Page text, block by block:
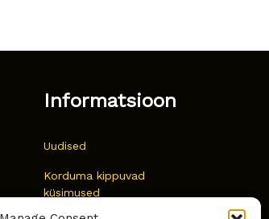
Informatsioon
Uudised
Korduma kippuvad
küsimused